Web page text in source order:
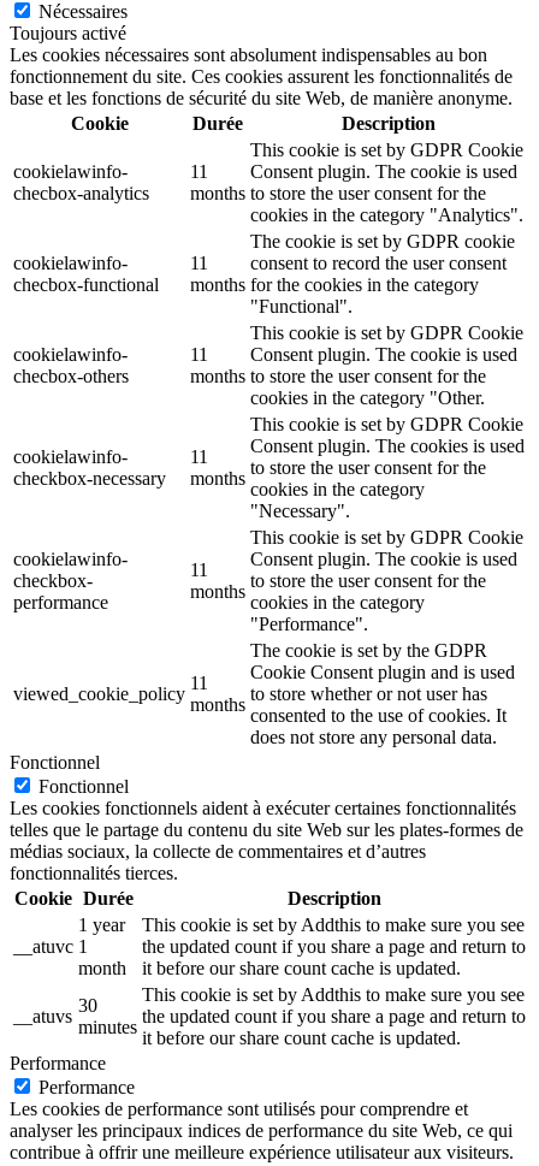
Nécessaires
Toujours activé
Les cookies nécessaires sont absolument indispensables au bon
fonctionnement du site. Ces cookies assurent les fonctionnalités de
base et les fonctions de sécurité du site Web, de manière anonyme.
Cookie
Durée Description
cookielawinfo-
checbox-analytics
11
months
This cookie is set by GDPR Cookie
Consent plugin. The cookie is used
to store the user consent for the
cookies in the category "Analytics".
cookielawinfo-
checbox-functional
11
months
The cookie is set by GDPR cookie
consent to record the user consent
for the cookies in the category
"Functional".
cookielawinfo-
checbox-others
11
months
This cookie is set by GDPR Cookie
Consent plugin. The cookie is used
to store the user consent for the
cookies in the category "Other.
cookielawinfo-
checkbox-necessary
11
months
This cookie is set by GDPR Cookie
Consent plugin. The cookies is used
to store the user consent for the
cookies in the category
"Necessary".
cookielawinfo-
checkbox-
performance
11
months
This cookie is set by GDPR Cookie
Consent plugin. The cookie is used
to store the user consent for the
cookies in the category
"Performance".
viewed_cookie_policy
11
months
The cookie is set by the GDPR
Cookie Consent plugin and is used
to store whether or not user has
consented to the use of cookies. It
does not store any personal data.
Fonctionnel
Fonctionnel
Les cookies fonctionnels aident à exécuter certaines fonctionnalités
telles que le partage du contenu du site Web sur les plates-formes de
médias sociaux, la collecte de commentaires et d’autres
fonctionnalités tierces.
Cookie Durée Description
__atuvc
1 year
1
month
This cookie is set by Addthis to make sure you see
the updated count if you share a page and return to
it before our share count cache is updated.
__atuvs
30
minutes
This cookie is set by Addthis to make sure you see
the updated count if you share a page and return to
it before our share count cache is updated.
Performance
Performance
Les cookies de performance sont utilisés pour comprendre et
analyser les principaux indices de performance du site Web, ce qui
contribue à offrir une meilleure expérience utilisateur aux visiteurs.